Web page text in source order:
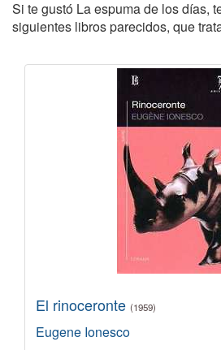
Si te gustó La espuma de los días,
siguientes libros parecidos, que
El rinoceronte (1959)
Eugene Ionesco